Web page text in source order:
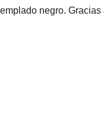
negro. Gracias